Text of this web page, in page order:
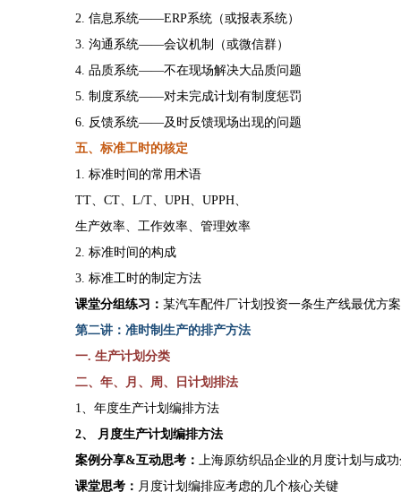
2. 信息系统——ERP系统（或报表系统）
3. 沟通系统——会议机制（或微信群）
4. 品质系统——不在现场解决大品质问题
5. 制度系统——对未完成计划有制度惩罚
6. 反馈系统——及时反馈现场出现的问题
五、标准工时的核定
1. 标准时间的常用术语
TT、CT、L/T、UPH、UPPH、
生产效率、工作效率、管理效率
2. 标准时间的构成
3. 标准工时的制定方法
课堂分组练习： 某汽车配件厂计划投资一条生产线最优方
第二讲：准时制生产的排产方法
一. 生产计划分类
二、年、月、周、日计划排法
1、年度生产计划编排方法
2、 月度生产计划编排方法
案例分享&互动思考： 上海原纺织品企业的月度计划与成
课堂思考： 月度计划编排应考虑的几个核心关键